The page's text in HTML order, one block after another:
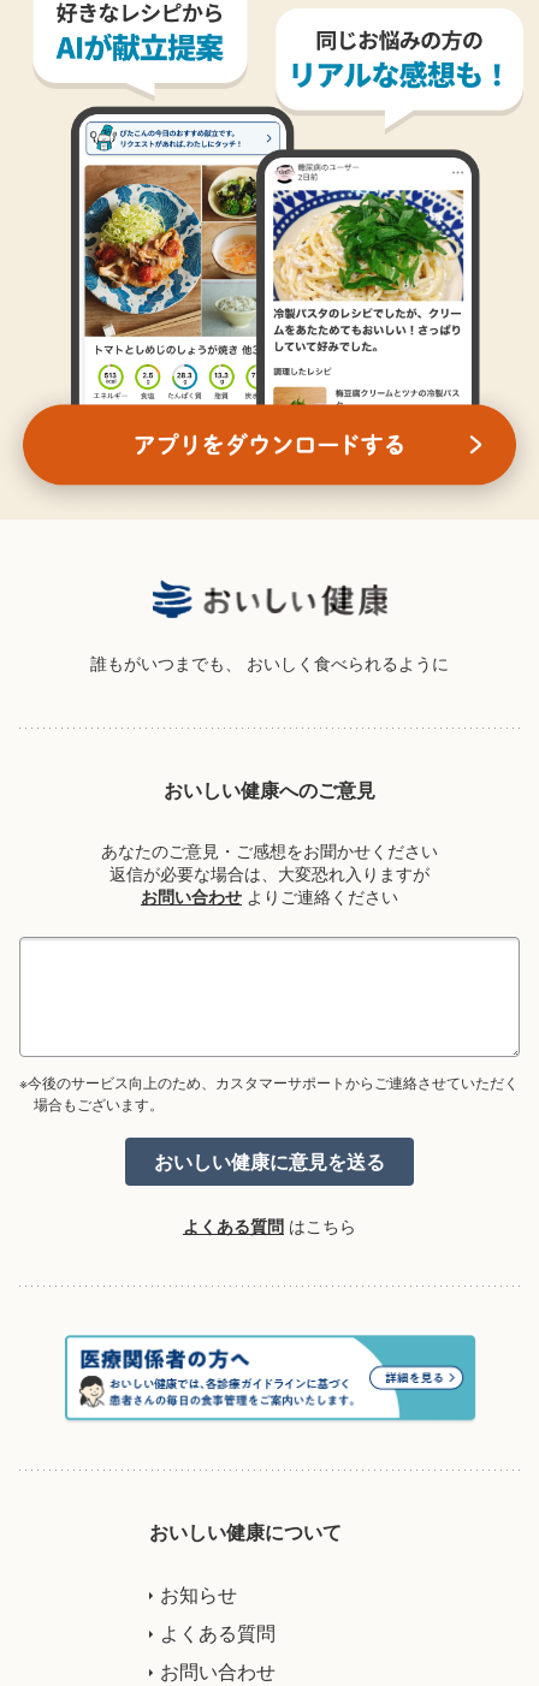
誰もがいつまでも、 おいしく食べられるように
おいしい健康へのご意見
あなたのご意見・ご感想をお聞かせください
返信が必要な場合は、大変恐れ入りますが
お問い合わせ よりご連絡ください
※今後のサービス向上のため、カスタマーサポートからご連絡させていただく
場合もございます。
よくある質問 はこちら
おいしい健康について
お知らせ
よくある質問
お問い合わせ